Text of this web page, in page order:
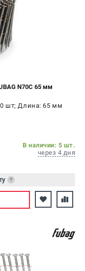
N70C 65 мм
шт; Длина: 65 мм
В наличии: 5 шт.
через 4 дня
?